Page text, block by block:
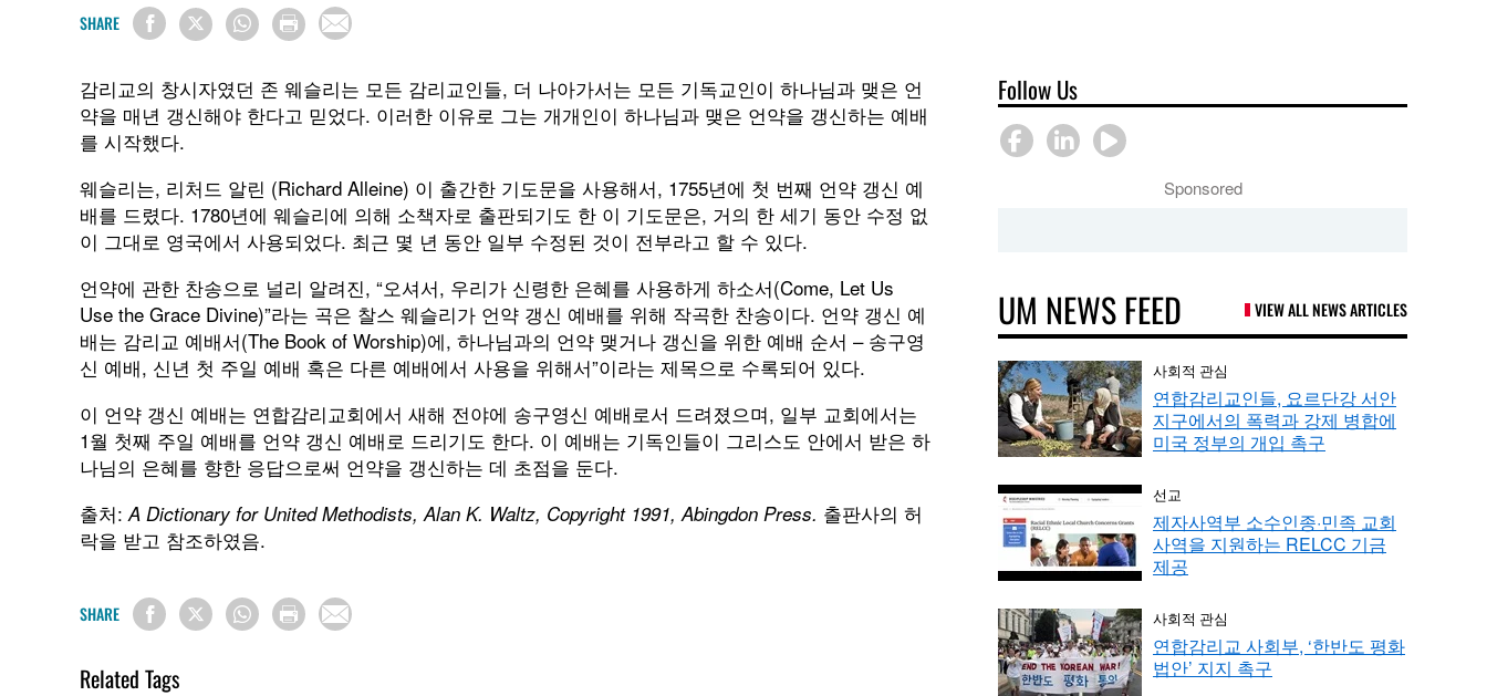
SHARE
감리교의 창시자였던 존 웨슬리는 모든 감리교인들, 더 나아가서는 모든 기독교인이 하나님과 맺은 언
약을 매년 갱신해야 한다고 믿었다. 이러한 이유로 그는 개개인이 하나님과 맺은 언약을 갱신하는 예배
를 시작했다.
웨슬리는, 리처드 알린 (Richard Alleine) 이 출간한 기도문을 사용해서, 1755년에 첫 번째 언약 갱신 예
배를 드렸다. 1780년에 웨슬리에 의해 소책자로 출판되기도 한 이 기도문은, 거의 한 세기 동안 수정 없
이 그대로 영국에서 사용되었다. 최근 몇 년 동안 일부 수정된 것이 전부라고 할 수 있다.
언약에 관한 찬송으로 널리 알려진, “오셔서, 우리가 신령한 은혜를 사용하게 하소서(Come, Let Us
Use the Grace Divine)”라는 곡은 찰스 웨슬리가 언약 갱신 예배를 위해 작곡한 찬송이다. 언약 갱신 예
배는 감리교 예배서(The Book of Worship)에, 하나님과의 언약 맺거나 갱신을 위한 예배 순서 – 송구영
신 예배, 신년 첫 주일 예배 혹은 다른 예배에서 사용을 위해서”이라는 제목으로 수록되어 있다.
이 언약 갱신 예배는 연합감리교회에서 새해 전야에 송구영신 예배로서 드려졌으며, 일부 교회에서는
1월 첫째 주일 예배를 언약 갱신 예배로 드리기도 한다. 이 예배는 기독인들이 그리스도 안에서 받은 하
나님의 은혜를 향한 응답으로써 언약을 갱신하는 데 초점을 둔다.
출처: A Dictionary for United Methodists, Alan K. Waltz, Copyright 1991, Abingdon Press. 출판사의 허
락을 받고 참조하였음.
SHARE
Related Tags
Follow Us
Sponsored
UM NEWS FEED VIEW ALL NEWS ARTICLES
사회적 관심
연합감리교인들, 요르단강 서안
지구에서의 폭력과 강제 병합에
미국 정부의 개입 촉구
선교
제자사역부 소수인종·민족 교회
사역을 지원하는 RELCC 기금
제공
사회적 관심
연합감리교 사회부, ‘한반도 평화
법안’ 지지 촉구